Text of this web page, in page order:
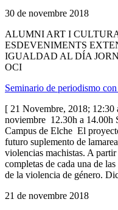
30 de novembre 2018
ALUMNI ART I
ESDEVENIMENTS
IGUALDAD AL DÍA
OCI
Seminario de periodismo
[ 21 Novembre, 2018;
noviembre 12.30h a 14.00h
Campus de Elche El
futuro suplemento de
violencias machistas. A
completas de cada una de
de la violencia de género.
21 de novembre 2018